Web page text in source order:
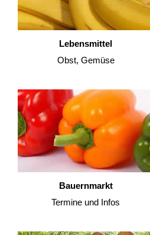
Lebensmittel
Obst, Gemüse
Bauernmarkt
Termine und Infos